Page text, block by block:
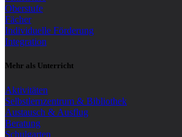
Oberstufe
Fächer
Individuelle Förderung
Integration
Mehr als Unterricht
Aktivitäten
Selbstlernzentrum & Bibliothek
Austausch & Ausflug
Beratung
Schulgarten